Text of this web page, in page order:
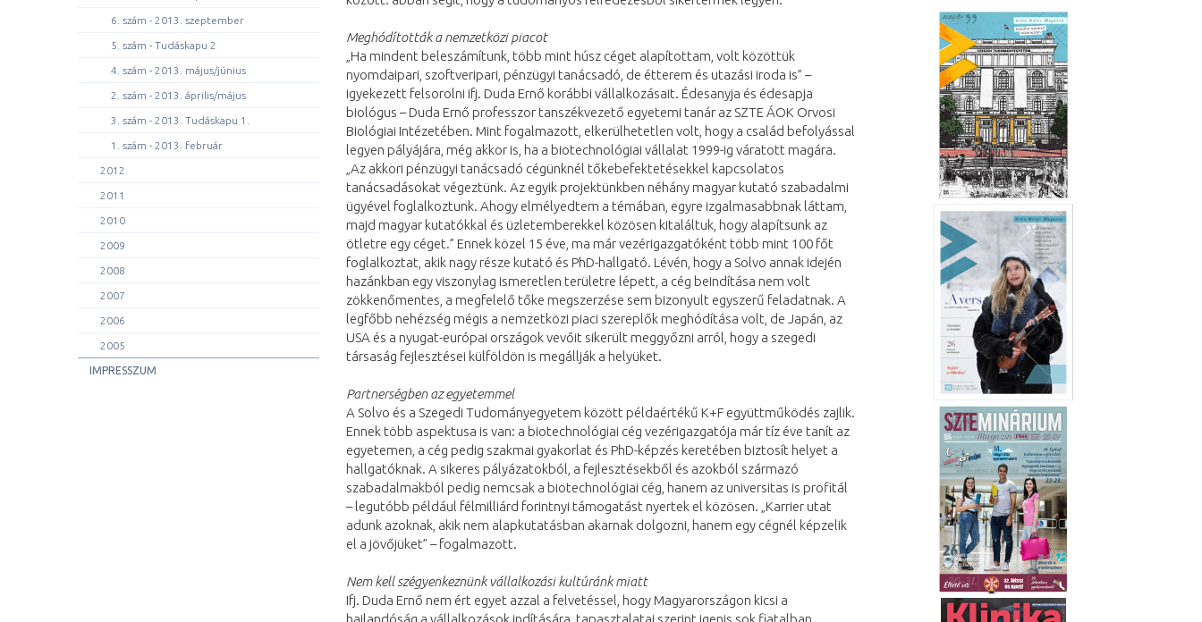
6. szám - 2013. szeptember
5. szám - Tudáskapu 2
4. szám - 2013. május/június
2. szám - 2013. április/május
3. szám - 2013. Tudáskapu 1.
1. szám - 2013. február
2012
2011
2010
2009
2008
2007
2006
2005
IMPRESSZUM
Meghódították a nemzetközi piacot
„Ha mindent beleszámítunk, több mint húsz céget alapítottam, volt közöttük
nyomdaipari, szoftveripari, pénzügyi tanácsadó, de étterem és utazási iroda is” –
igyekezett felsorolni ifj. Duda Ernő korábbi vállalkozásait. Édesanyja és édesapja
biológus – Duda Ernő professzor tanszékvezető egyetemi tanár az SZTE ÁOK Orvosi
Biológiai Intézetében. Mint fogalmazott, elkerülhetetlen volt, hogy a család befolyással
legyen pályájára, még akkor is, ha a biotechnológiai vállalat 1999-ig váratott magára.
„Az akkori pénzügyi tanácsadó cégünknél tőkebefektetésekkel kapcsolatos
tanácsadásokat végeztünk. Az egyik projektünkben néhány magyar kutató szabadalmi
ügyével foglalkoztunk. Ahogy elmélyedtem a témában, egyre izgalmasabbnak láttam,
majd magyar kutatókkal és üzletemberekkel közösen kitaláltuk, hogy alapítsunk az
ötletre egy céget.” Ennek közel 15 éve, ma már vezérigazgatóként több mint 100 főt
foglalkoztat, akik nagy része kutató és PhD-hallgató. Lévén, hogy a Solvo annak idején
hazánkban egy viszonylag ismeretlen területre lépett, a cég beindítása nem volt
zökkenőmentes, a megfelelő tőke megszerzése sem bizonyult egyszerű feladatnak. A
legfőbb nehézség mégis a nemzetközi piaci szereplők meghódítása volt, de Japán, az
USA és a nyugat-európai országok vevőit sikerült meggyőzni arról, hogy a szegedi
társaság fejlesztései külföldön is megállják a helyüket.
Partnerségben az egyetemmel
A Solvo és a Szegedi Tudományegyetem között példaértékű K+F együttműködés zajlik.
Ennek több aspektusa is van: a biotechnológiai cég vezérigazgatója már tíz éve tanít az
egyetemen, a cég pedig szakmai gyakorlat és PhD-képzés keretében biztosít helyet a
hallgatóknak. A sikeres pályázatokból, a fejlesztésekből és azokból származó
szabadalmakból pedig nemcsak a biotechnológiai cég, hanem az universitas is profitál
– legutóbb például félmilliárd forintnyi támogatást nyertek el közösen. „Karrier utat
adunk azoknak, akik nem alapkutatásban akarnak dolgozni, hanem egy cégnél képzelik
el a jövőjüket” – fogalmazott.
Nem kell szégyenkeznünk vállalkozási kultúránk miatt
Ifj. Duda Ernő nem ért egyet azzal a felvetéssel, hogy Magyarországon kicsi a
hajlandóság a vállalkozások indítására, tapasztalatai szerint igenis sok fiatalban